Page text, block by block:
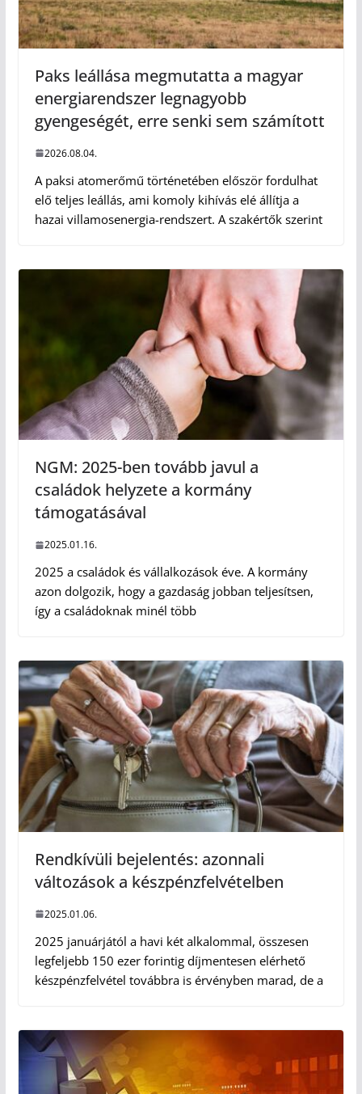
Paks leállása megmutatta a magyar
energiarendszer legnagyobb
gyengeségét, erre senki sem számított
2026.08.04.
A paksi atomerőmű történetében először fordulhat
elő teljes leállás, ami komoly kihívás elé állítja a
hazai villamosenergia-rendszert. A szakértők szerint
NGM: 2025-ben tovább javul a
családok helyzete a kormány
támogatásával
2025.01.16.
2025 a családok és vállalkozások éve. A kormány
azon dolgozik, hogy a gazdaság jobban teljesítsen,
így a családoknak minél több
Rendkívüli bejelentés: azonnali
változások a készpénzfelvételben
2025.01.06.
2025 januárjától a havi két alkalommal, összesen
legfeljebb 150 ezer forintig díjmentesen elérhető
készpénzfelvétel továbbra is érvényben marad, de a